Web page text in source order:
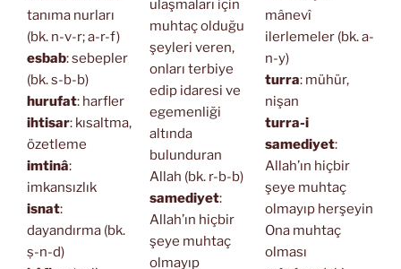
tanıma nurları
(bk. n-v-r; a-r-f)
esbab: sebepler
(bk. s-b-b)
hurufat: harfler
ihtisar: kısaltma,
özetleme
imtinâ:
imkansızlık
isnat:
dayandırma (bk.
ṣ-n-d)
ulaşmaları için
muhtaç olduğu
şeyleri veren,
onları terbiye
edip idaresi ve
egemenliği
altında
bulunduran
Allah (bk. r-b-b)
samediyet:
Allah’ın hiçbir
şeye muhtaç
olmayıp
mânevî
ilerlemeler (bk. a-
n-y)
turra: mühür,
nişan
turra-i
samediyet:
Allah’ın hiçbir
şeye muhtaç
olmayıp herşeyin
Ona muhtaç
olması